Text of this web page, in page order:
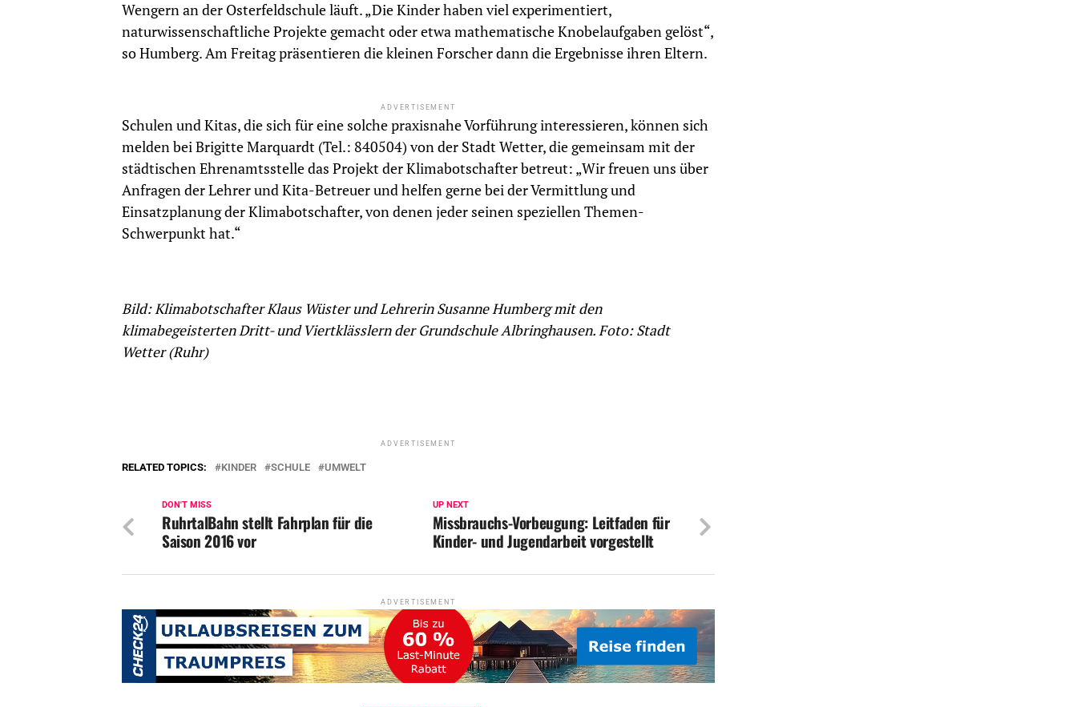
Wengern an der Osterfeldschule läuft. „Die Kinder haben viel experimentiert,
naturwissenschaftliche Projekte gemacht oder etwa mathematische Knobelaufgaben gelöst“,
so Humberg. Am Freitag präsentieren die kleinen Forscher dann die Ergebnisse ihren Eltern.
ADVERTISEMENT
Schulen und Kitas, die sich für eine solche praxisnahe Vorführung interessieren, können sich
melden bei Brigitte Marquardt (Tel.: 840504) von der Stadt Wetter, die gemeinsam mit der
städtischen Ehrenamtsstelle das Projekt der Klimabotschafter betreut: „Wir freuen uns über
Anfragen der Lehrer und Kita-Betreuer und helfen gerne bei der Vermittlung und
Einsatzplanung der Klimabotschafter, von denen jeder seinen speziellen Themen-
Schwerpunkt hat.“
Bild: Klimabotschafter Klaus Wüster und Lehrerin Susanne Humberg mit den
klimabegeisterten Dritt- und Viertklässlern der Grundschule Albringhausen. Foto: Stadt
Wetter (Ruhr)
ADVERTISEMENT
RELATED TOPICS: KINDER SCHULE UMWELT
UP NEXT
Missbrauchs-Vorbeugung: Leitfaden für
Kinder- und Jugendarbeit vorgestellt
DON'T MISS
RuhrtalBahn stellt Fahrplan für die
Saison 2016 vor
ADVERTISEMENT